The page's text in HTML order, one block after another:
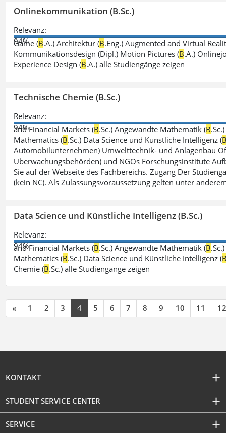
Onlinekommunikation (B.Sc.)
Relevanz:
94%
Game (B.A.) Architektur (B.Eng.) Augmented and Virtual
Kommunikationsdesign (Dipl.) Motion Pictures (B.A.)
Experience Design (B.A.) alle Studiengänge zeigen
Technische Chemie (B.Sc.)
Relevanz:
94%
and Financial Markets (B.Sc.) Angewandte Mathematik (B
Mathematics (B.Sc.) Data Science und Künstliche Intelligenz (
Automobilunternehmen) Umwelttechnik- und Anlagenbau
Überwachungsbehörden) und NGOs Forschungsinstitute
Sie auf der Webseite des Fachbereichs. Zugang Der
(kein NC). Als Zulassungsvoraussetzung gelten unter
Data Science und Künstliche Intelligenz (B.Sc.)
Relevanz:
94%
and Financial Markets (B.Sc.) Angewandte Mathematik (B
Mathematics (B.Sc.) Data Science und Künstliche Intelligenz (
Chemie (B.Sc.) alle Studiengänge zeigen
« 1 2 3 4 5 6 7 8 9 10 11 12
KONTAKT
STUDENT SERVICE CENTER
SERVICE